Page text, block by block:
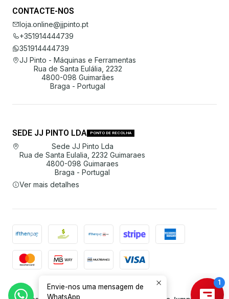
CONTACTE-NOS
loja.online@jjpinto.pt
+351914444739
351914444739
JJ Pinto - Máquinas e Ferramentas
Rua de Santa Eulália, 2232
4800-098 Guimarães
Braga - Portugal
SEDE JJ PINTO LDA PONTO DE RECOLHA
Sede JJ Pinto Lda
Rua de Santa Eulalia, 2232 Guimaraes
4800-098 Guimaraes
Braga - Portugal
Ver mais detalhes
2026 JJ Pinto Lda.
Envie-nos uma mensagem de
WhatsApp